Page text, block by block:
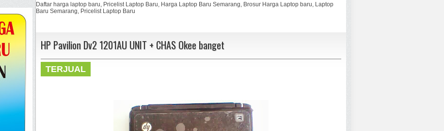
Daftar harga laptop baru, Pricelist Laptop Baru, Harga Laptop Baru Semarang, Brosur Harga Laptop baru, Laptop
Baru Semarang, Pricelist Laptop Baru
HP Pavilion Dv2 1201AU UNIT + CHAS Okee banget
TERJUAL